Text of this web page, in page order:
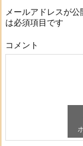
メールアドレスが公
は必須項目です
コメント